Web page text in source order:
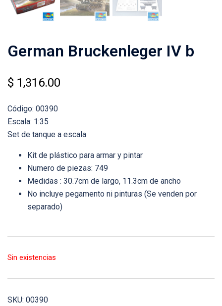
German Bruckenleger IV b
$ 1,316.00
Código: 00390
Escala: 1:35
Set de tanque a escala
Kit de plástico para armar y pintar
Numero de piezas: 749
Medidas : 30.7cm de largo, 11.3cm de ancho
No incluye pegamento ni pinturas (Se venden por
separado)
Sin existencias
SKU: 00390